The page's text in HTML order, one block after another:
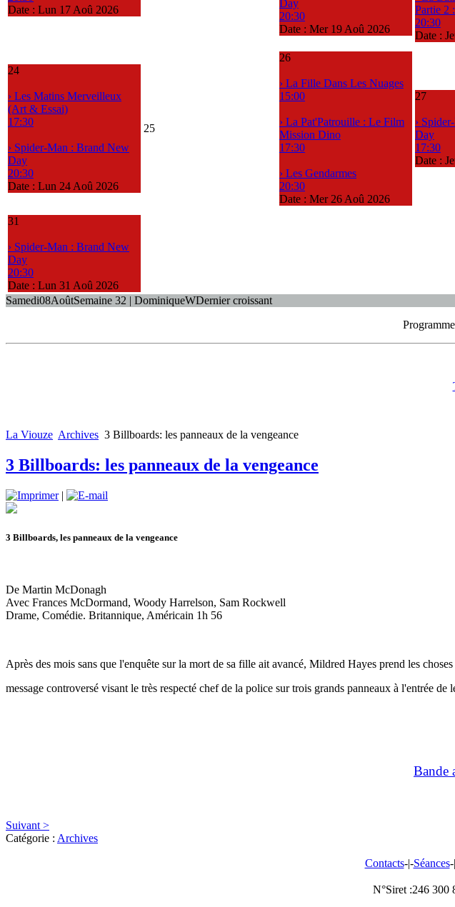
Date : Lun 17 Aoû 2026
Day
20:30
Date : Mer 19 Aoû 2026
Partie 2
20:30
Date :
24
› Les Matins Merveilleux
(Art & Essai)
17:30
› Spider-Man : Brand New
Day
20:30
Date : Lun 24 Aoû 2026
25
26
› La Fille Dans Les Nuages
15:00
› La Pat'Patrouille : Le Film
Mission Dino
17:30
› Les Gendarmes
20:30
Date : Mer 26 Aoû 2026
27
›
Day
17:30
Date :
31
› Spider-Man : Brand New
Day
20:30
Date : Lun 31 Aoû 2026
Samedi08AoûtSemaine 32 | DominiqueWDernier croissant
La Viouze Archives 3 Billboards: les panneaux de la vengeance
3 Billboards: les panneaux de la vengeance
|
3 Billboards, les panneaux de la vengeance
De Martin McDonagh
Avec Frances McDormand, Woody Harrelson, Sam Rockwell
Drame, Comédie. Britannique, Américain 1h 56
Après des mois sans que l'enquête sur la mort de sa fille ait avancé, Mildred Hayes prend les
message controversé visant le très respecté chef de la police sur trois grands panneaux à l'entrée de
Bande
Suivant >
Catégorie : Archives
Contacts-|-Séances-
N°Siret :246 300